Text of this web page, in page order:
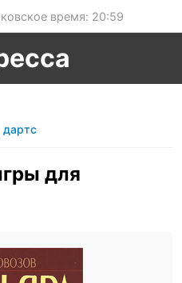
время: 20:59
дартс
для